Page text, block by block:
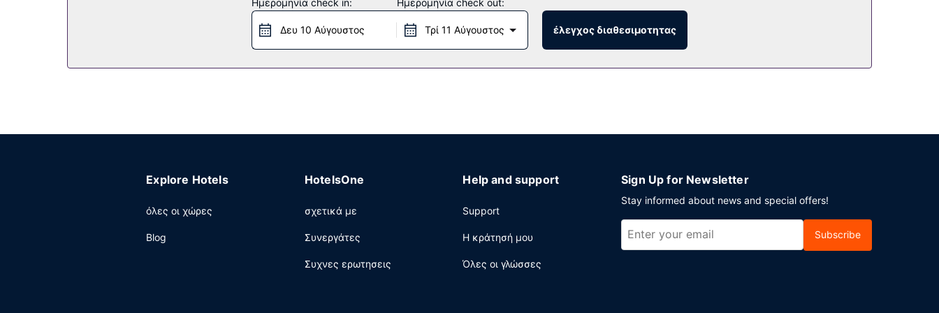
Πάρτε κάτι να φάτε σε μία από τις πολλές επιλογές εστίασης που υπάρχουν σε αυτό το ξενοδοχείο και περιλαμβάνουν 3 εστιατόρια και 2 καφετέριες. Γνωρίστε
άλλους επισκέπτες στη δωρεάν δεξίωση που λαμβάνει χώρα καθημερινά. Θέλετε να χαλαρώσετε; Κάντε ένα διάλειμμα με ένα απολαυστικό ποτό σε ένα από
τα 2 μπαρ/lounge. Σερβίρεται δωρεάν πρωινό (ευρωπαϊκό) καθημερινά μεταξύ 6:00 π.μ. - 10:00 π.μ..
Ημερομηνία check in:
Δευ 10 Αύγουστος
Ημερομηνία check out:
Τρί 11 Αύγουστος έλεγχος διαθεσιμοτητας
Explore Hotels
όλες οι χώρες
Blog
HotelsOne
σχετικά με
Συνεργάτες
Συχνες ερωτησεις
Help and support
Support
Η κράτησή μου
Όλες οι γλώσσες
Sign Up for Newsletter
Stay informed about news and special offers!
Subscribe